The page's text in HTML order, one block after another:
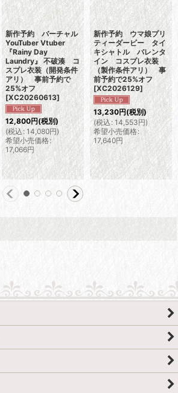
新作予約 バーチャル
YouTuber Vtuber
『Rainy Day
Laundry』 不破湊 コ
スプレ衣装（開発条件
アリ） 事前予約で
25%オフ
[XC20260613]
12,800円(税別)
(税込 : 14,080円)
希望小売価格:
17,066円
新作予約 ウマ娘プリ
ティーダービー タイ
キシャトル バレンタ
イン コスプレ衣装
（製作条件アリ） 事
前予約で25%オフ
[XC2026129]
13,230円(税別)
(税込: 14,553円)
希望小売価格:
17,640円